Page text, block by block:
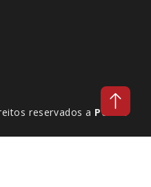
reservados a Portal